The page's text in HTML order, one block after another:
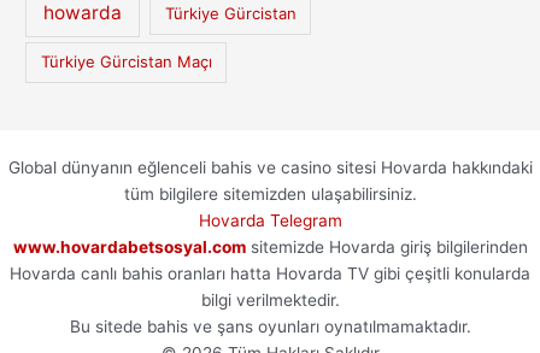
howarda Türkiye Gürcistan
Türkiye Gürcistan Maçı
Global dünyanın eğlenceli bahis ve casino sitesi Hovarda hakkındaki
tüm bilgilere sitemizden ulaşabilirsiniz.
Hovarda Telegram
www.hovardabetsosyal.comsitemizde Hovarda giriş bilgilerinden
Hovarda canlı bahis oranları hatta Hovarda TV gibi çeşitli konularda
bilgi verilmektedir.
Bu sitede bahis ve şans oyunları oynatılmamaktadır.